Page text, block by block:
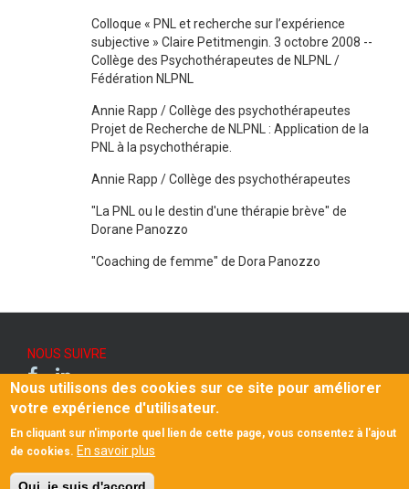
Colloque « PNL et recherche sur l’expérience
subjective » Claire Petitmengin. 3 octobre 2008 --
Collège des Psychothérapeutes de NLPNL /
Fédération NLPNL
Annie Rapp / Collège des psychothérapeutes
Projet de Recherche de NLPNL : Application de la
PNL à la psychothérapie.
Annie Rapp / Collège des psychothérapeutes
"La PNL ou le destin d'une thérapie brève" de
Dorane Panozzo
"Coaching de femme" de Dora Panozzo
NOUS SUIVRE
Footer
menu
Contact
Mentions légales et vie privée
Un problème technique ?
WebmasterCARAVANE MEDIA
© 2026 Fédération NLPNL
Nous utilisons des cookies sur ce site pour améliorer
votre expérience d'utilisateur.
En cliquant sur n'importe quel lien de cette page, vous consentez à l'ajout
de cookies. En savoir plus